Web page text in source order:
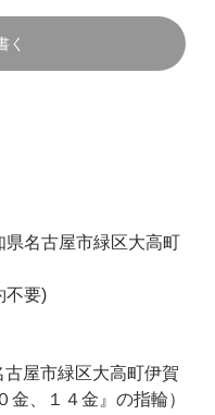
く
名古屋市緑区大高町
不要)
屋市緑区大高町伊賀
金、１４金』の指輪）